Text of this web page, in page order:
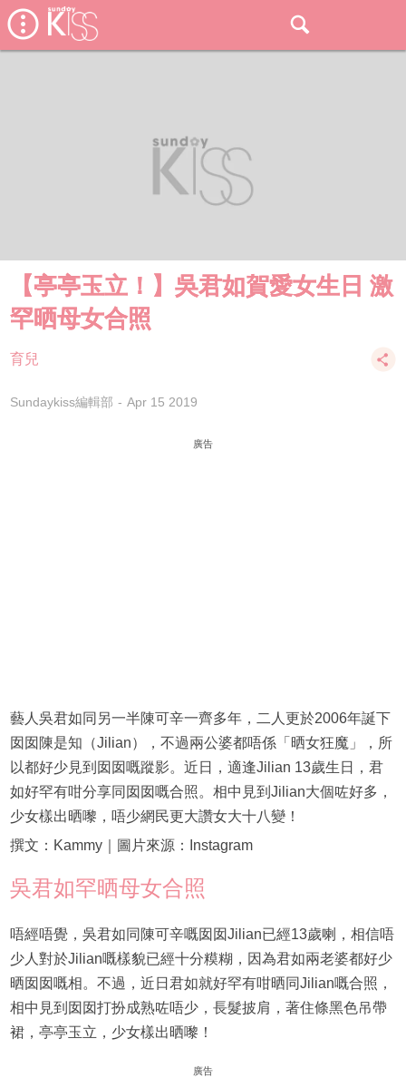
【亭亭玉立！】吳君如賀愛女生日 激
罕晒母女合照
育兒
Sundaykiss編輯部 Apr 15 2019
廣告
藝人吳君如同另一半陳可辛一齊多年，二人更於2006年誕下
囡囡陳是知（Jilian），不過兩公婆都唔係「晒女狂魔」，所
以都好少見到囡囡嘅蹤影。近日，適逢Jilian 13歲生日，君
如好罕有咁分享同囡囡嘅合照。相中見到Jilian大個咗好多，
少女樣出晒嚟，唔少網民更大讚女大十八變！
撰文：Kammy｜圖片來源：Instagram
吳君如罕晒母女合照
唔經唔覺，吳君如同陳可辛嘅囡囡Jilian已經13歲喇，相信唔
少人對於Jilian嘅樣貌已經十分糢糊，因為君如兩老婆都好少
晒囡囡嘅相。不過，近日君如就好罕有咁晒同Jilian嘅合照，
相中見到囡囡打扮成熟咗唔少，長髮披肩，著住條黑色吊帶
裙，亭亭玉立，少女樣出晒嚟！
廣告